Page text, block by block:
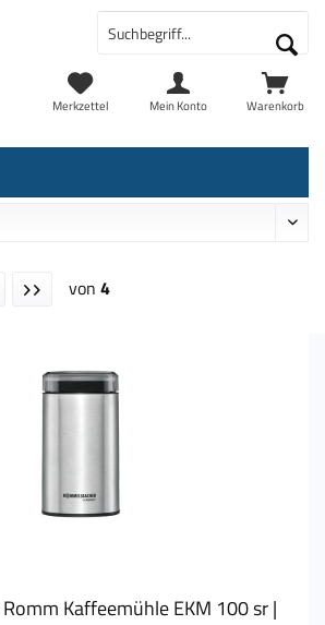
Warenkorb
Merkzettel Mein Konto
von 4
Kaffeemühle EKM 100 sr |